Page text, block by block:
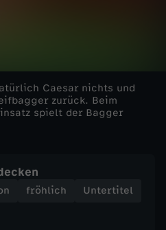
Caesar nichts und
zurück. Beim
spielt der Bagger
fröhlich
Untertitel